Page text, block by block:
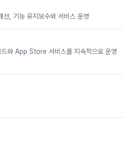
, 기능 유지보수와 서비스 운영
와 App Store 서비스를 지속적으로 운영